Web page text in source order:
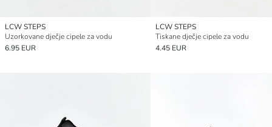
LCW STEPS
Uzorkovane dječje cipele za vodu
6.95 EUR
LCW STEPS
Tiskane dječje cipele za vodu
4.45 EUR